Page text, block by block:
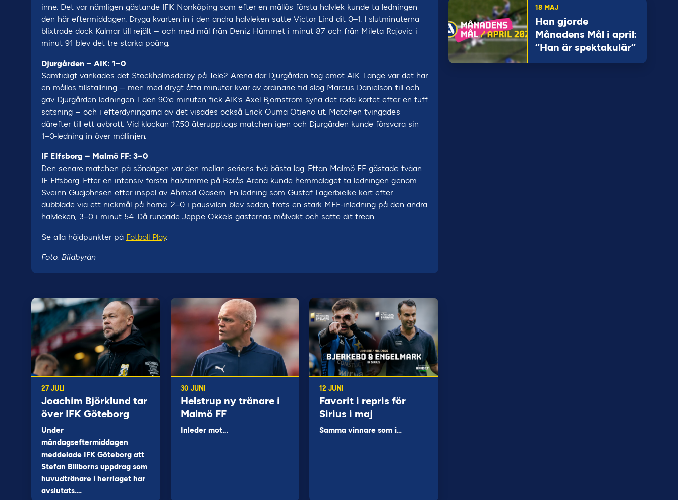
inne. Det var nämligen gästande IFK Norrköping som efter en mållös första halvlek kunde ta ledningen
den här eftermiddagen. Dryga kvarten in i den andra halvleken satte Victor Lind dit 0–1. I slutminuterna
blixtrade dock Kalmar till rejält – och med mål från Deniz Hümmet i minut 87 och från Mileta Rajovic i
minut 91 blev det tre starka poäng.
Djurgården – AIK: 1–0
Samtidigt vankades det Stockholmsderby på Tele2 Arena där Djurgården tog emot AIK. Länge var det här
en mållös tillställning – men med drygt åtta minuter kvar av ordinarie tid slog Marcus Danielson till och
gav Djurgården ledningen. I den 90:e minuten fick AIK:s Axel Björnström syna det röda kortet efter en tuff
satsning – och i efterdyningarna av det visades också Erick Ouma Otieno ut. Matchen tvingades
därefter till ett avbrott. Vid klockan 17.50 återupptogs matchen igen och Djurgården kunde försvara sin
1–0-ledning in över mållinjen.
IF Elfsborg – Malmö FF: 3–0
Den senare matchen på söndagen var den mellan seriens två bästa lag. Ettan Malmö FF gästade tvåan
IF Elfsborg. Efter en intensiv första halvtimme på Borås Arena kunde hemmalaget ta ledningen genom
Sveinn Gudjohnsen efter inspel av Ahmed Qasem. En ledning som Gustaf Lagerbielke kort efter
dubblade via ett nickmål på hörna. 2–0 i pausvilan blev sedan, trots en stark MFF-inledning på den andra
halvleken, 3–0 i minut 54. Då rundade Jeppe Okkels gästernas målvakt och satte dit trean.
Se alla höjdpunkter på Fotboll Play.
Foto: Bildbyrån
27 JULI
Joachim Björklund tar
över IFK Göteborg
Under
måndagseftermiddagen
meddelade IFK Göteborg att
Stefan Billborns uppdrag som
huvudtränare i herrlaget har
avslutats.…
30 JUNI
Helstrup ny tränare i
Malmö FF
Inleder mot…
12 JUNI
Favorit i repris för
Sirius i maj
Samma vinnare som i…
18 MAJ
Han gjorde
Månadens Mål i april:
”Han är spektakulär”